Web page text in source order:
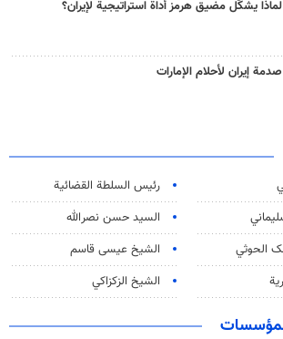
لماذا يشكّل مضيق هرمز أداة استراتيجية لإيران؟
صدمة إيران لأحلام الإمارات
رئیس السلطة القضائیة
السيد حسن نصرالله
الحوثي
الشيخ عيسى قاسم
الشيخ الزكزاكي